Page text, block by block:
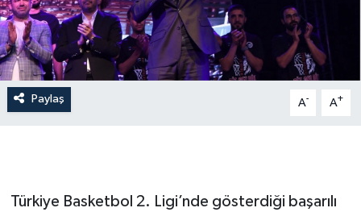
Paylaş A- A+
Türkiye Basketbol 2. Ligi’nde gösterdiği başarılı